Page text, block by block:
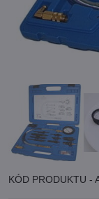
KÓD PRODUKTU -